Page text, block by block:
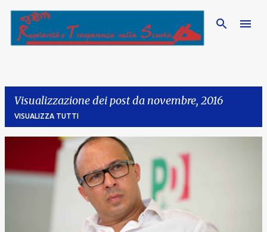
Passa ai contenuti principali
Visualizzazione dei post da novembre, 2016
VISUALIZZA TUTTI
o